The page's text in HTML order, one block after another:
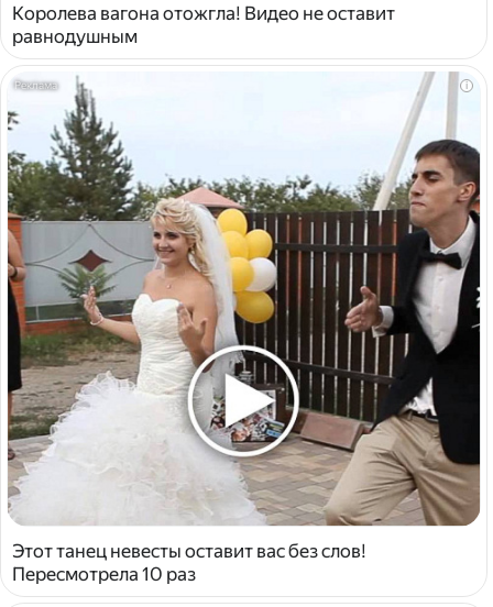
Королева вагона отожгла! Видео не оставит
равнодушным
i
Этот танец невесты оставит вас без слов!
Пересмотрела 10 раз